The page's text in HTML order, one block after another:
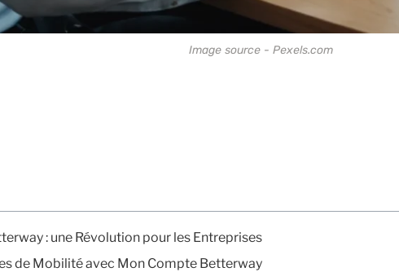
Image source - Pexels.com
: une Révolution pour les Entreprises
de Mobilité avec Mon Compte Betterway